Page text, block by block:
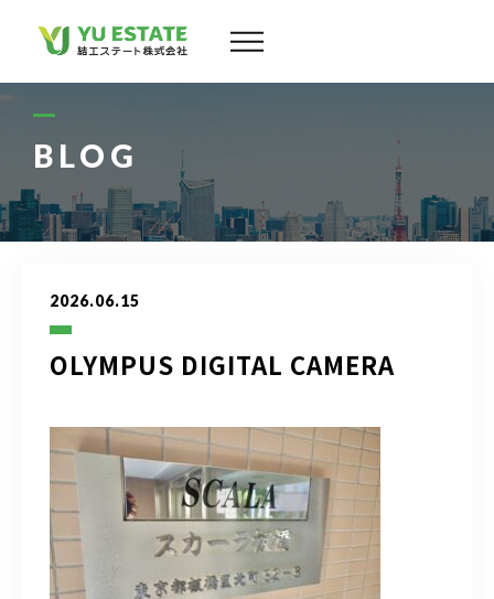
BLOG
2026.06.15
OLYMPUS DIGITAL CAMERA
物件情報
お客様の声
よくある質問
ブログ
アクセス